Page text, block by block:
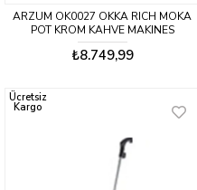
ARZUM OK0027 OKKA RICH MOKA
POT KROM KAHVE MAKINES
₺8.749,99
Ücretsiz
Kargo